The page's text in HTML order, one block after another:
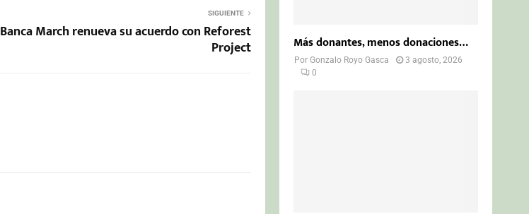
SIGUIENTE
Banca March renueva su acuerdo con Reforest
Project Más donantes, menos donaciones…
PorGonzalo Royo Gasca
3 agosto, 2026
0